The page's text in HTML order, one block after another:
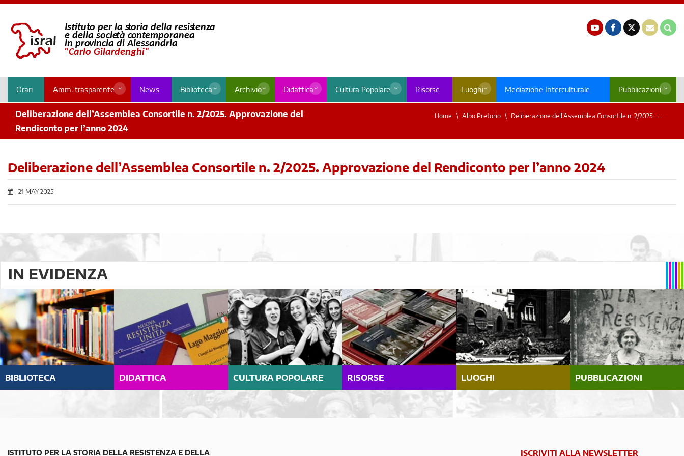
Orari Amm. trasparente News Biblioteca Archivio Didattica Cultura Popolare Risorse Luoghi Mediazione Interculturale Pubblicazioni
Deliberazione dell’Assemblea Consortile n. 2/2025. Approvazione del
Rendiconto per l’anno 2024
Home Albo Pretorio Deliberazione dell’Assemblea Consortile n. 2/2025. ...
Deliberazione dell’Assemblea Consortile n. 2/2025. Approvazione del Rendiconto per l’anno 2024
21 MAY 2025
IN EVIDENZA
BIBLIOTECA DIDATTICA CULTURA POPOLARE RISORSE LUOGHI PUBBLICAZIONI
ISTITUTO PER LA STORIA DELLA RESISTENZA E DELLA ISCRIVITI ALLA NEWSLETTER